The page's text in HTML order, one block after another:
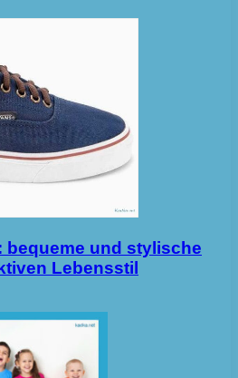
bequeme und stylische
Lebensstil